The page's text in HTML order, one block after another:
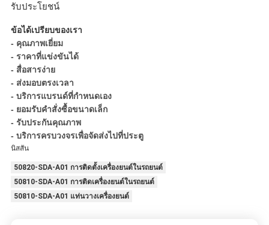
รับประโยชน์
ข้อได้เปรียบของเรา
- คุณภาพเยี่ยม
- ราคาที่แข่งขันได้
- สื่อสารง่าย
- ส่งมอบตรงเวลา
- บริการแบรนด์ที่กำหนดเอง
- ยอมรับคำสั่งซื้อขนาดเล็ก
- รับประกันคุณภาพ
- บริการครบวงจรเพื่อจัดส่งไปที่ประตู
นิสสัน
50820-SDA-A01 การติดตั้งเครื่องยนต์ในรถยนต์
50810-SDA-A01 การติดเครื่องยนต์ในรถยนต์
50810-SDA-A01 แท่นวางเครื่องยนต์